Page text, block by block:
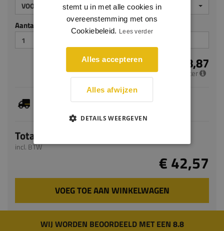
VOORGELAKT RAL9010
Aantal stuks
€ 8,87
per meter
Dit artikel is voorradig, de verwachte levertijd
Totaal
incl. BTW
€ 42,57
VOEG TOE AAN WINKELWAGEN
WIJ WORDEN BEOORDEELD MET EEN 8.8
stemt u in met alle cookies in
overeenstemming met ons
Cookiebeleid. Lees verder
Alles accepteren
Alles afwijzen
DETAILS WEERGEVEN